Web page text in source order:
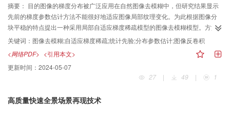
理论分析和实验验证，说明了本文各步骤的改进具有一定的优越性，所提的算
法具有较强的鲁棒性。
摘要： 目的图像的梯度分布被广泛应用在自然图像去模糊中，但研究结果显示
先前的梯度参数估计方法不能很好地适应图像局部纹理变化。为此根据图像分
块平稳的特点提出一种采用局部自适应梯度稀疏模型的图像去模糊模型。方法
该模型采用广义高斯分布（GGD）来描述图像不同区域的梯度分布，在最大后
验概率框架下建立自适应梯度稀疏模型，然后采用变量分裂交替优化算法来求
解模型中的最小化问题。在GGD参数估计中，先对模糊图像进行预处理，并将
预处理后的图像分成纹理区和平滑区，仅对纹理区采用全局收敛算法进行GGD
参数估计，而对平滑区设置固定参数值。结果本文算法与近年来常用的去模糊
计法能精确地表达图像局部纹理变化，当在低噪声（加1%噪声），分别加入模
关键词： 图像去模糊;自适应梯度稀疏;统计先验;分布参数估计;图像反卷积
<网络PDF> <引用本文>
更新时间： 2024-05-07
27
| 49 | 1
高质量快速全景场景再现技术